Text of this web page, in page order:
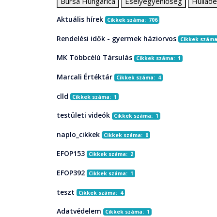
Aktuális hírek Cikkek száma: 706
Rendelési idők - gyermek háziorvos Cikkek
MK Többcélú Társulás Cikkek száma: 1
Marcali Értéktár Cikkek száma: 4
clld Cikkek száma: 1
testületi videók Cikkek száma: 1
naplo_cikkek Cikkek száma: 0
EFOP153 Cikkek száma: 2
EFOP392 Cikkek száma: 1
teszt Cikkek száma: 4
Adatvédelem Cikkek száma: 1